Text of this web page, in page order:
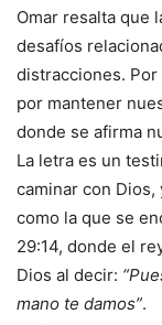
Omar resalta que
desafíos
distracciones.
por mantener
donde se afirma
La letra es un
caminar con Dios,
como la que se
29:14, donde el
Dios al decir:
mano te damos”.